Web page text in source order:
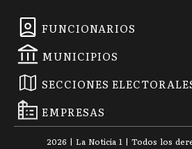
FUNCIONARIOS
MUNICIPIOS
SECCIONES
EMPRESAS
2026 | La Noticia 1 | Todos los